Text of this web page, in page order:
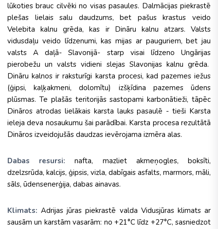
lūkoties brauc cilvēki no visas pasaules. Dalmācijas piekrastē
plešas lielais salu daudzums, bet pašus krastus veido
Velebita kalnu grēda, kas ir Dināru kalnu atzars. Valsts
vidusdaļu veido līdzenumi, kas mijas ar pauguriem, bet jau
valsts A daļā- Slavonijā- starp visai līdzeno Ungārijas
pierobežu un valsts vidieni slejas Slavonijas kalnu grēda.
Dināru kalnos ir raksturīgi karsta procesi, kad pazemes iežus
(ģipsi, kaļķakmeni, dolomītu) izšķīdina pazemes ūdens
plūsmas. Te plašās teritorijās sastopami karbonātieži, tāpēc
Dināros atrodas lielākais karsta lauks pasaulē - tieši Karsta
ieleja deva nosaukumu šai parādībai. Karsta procesa rezultātā
Dināros izveidojušās daudzas ievērojama izmēra alas.
Dabas resursi: nafta, mazliet akmeņogles, boksīti,
dzelzsrūda, kalcijs, ģipsis, vizla, dabīgais asfalts, marmors, māli,
sāls, ūdensenerģija, dabas ainavas.
Klimats:Adrijas jūras piekrastē valda Vidusjūras klimats ar
sausām un karstām vasarām: no +21°C līdz +27°C, sasniedzot